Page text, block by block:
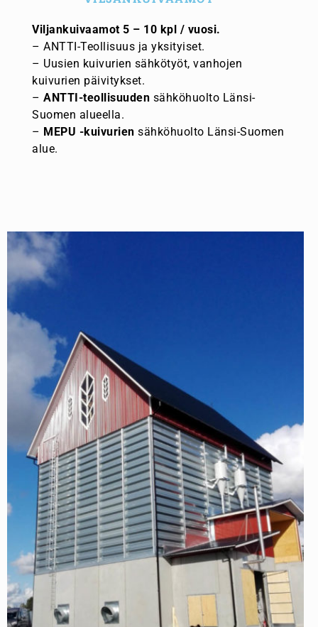
Viljankuivaamot 5 – 10 kpl / vuosi.
– ANTTI-Teollisuus ja yksityiset.
– Uusien kuivurien sähkötyöt, vanhojen
kuivurien päivitykset.
– ANTTI-teollisuuden sähköhuolto Länsi-
Suomen alueella.
– MEPU -kuivurien sähköhuolto Länsi-Suomen
alue.